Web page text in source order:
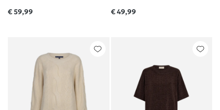
€ 59,99 € 49,99